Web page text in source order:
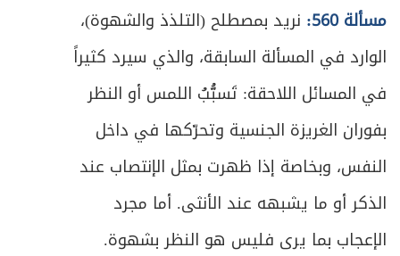
مسألة 560:
نريد بمصطلح (التلذذ والشهوة)،
الوارد في المسألة السابقة، والذي سيرد كثيراً
في المسائل اللاحقة: تَسبُّبُ اللمس أو النظر
بفوران الغريزة الجنسية وتحرّكها في داخل
النفس، وبخاصة إذا ظهرت بمثل الإنتصاب عند
الذكر أو ما يشبهه عند الأنثى. أما مجرد
الإعجاب بما يرى فليس هو النظر بشهوة.
ص
671 المبحث الثالث: في الشروط المعتبرة في الوارث
ص
684 الفصل الثاني: في كيفية توزيع التركة
685 المبحث الأول: في إرث المتقربين بالنسب
ص المبحث الثاني: في تفصيل إرث ذوي الأسباب
720 في ميراث ذوي الحالات المشكلة